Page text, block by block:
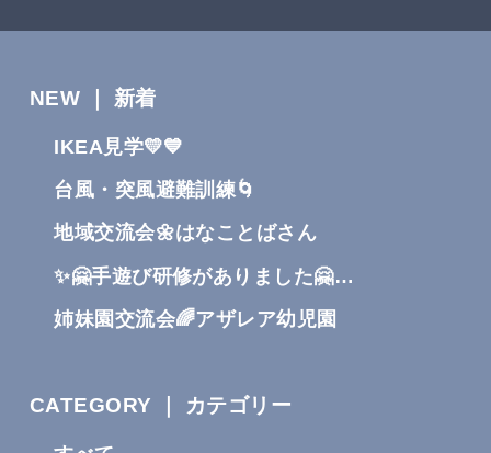
NEW ｜ 新着
IKEA見学💛💙
台風・突風避難訓練🌀
地域交流会🌼はなことばさん
✨🤗手遊び研修がありました🤗…
姉妹園交流会🌈アザレア幼児園
CATEGORY ｜ カテゴリー